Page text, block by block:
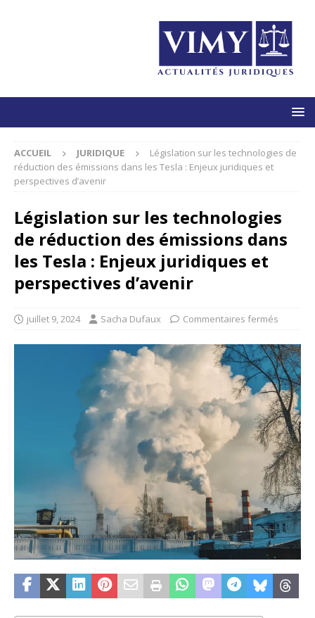
ACCUEIL JURIDIQUE
Législation sur les technologies de
réduction des émissions dans les Tesla : Enjeux juridiques et
perspectives d’avenir
Législation sur les technologies
de réduction des émissions dans
les Tesla : Enjeux juridiques et
perspectives d’avenir
juillet 9, 2024 Sacha Dufaux Commentaires fermés